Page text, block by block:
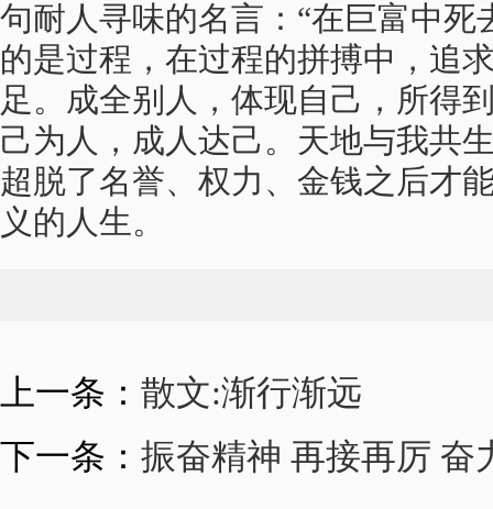
句耐人寻味的名言：“在巨富中死
的是过程，在过程的拼搏中，追
足。成全别人，体现自己，所得
己为人，成人达己。天地与我共
超脱了名誉、权力、金钱之后才
义的人生。
上一条： 散文:渐行渐远
下一条： 振奋精神 再接再厉 奋